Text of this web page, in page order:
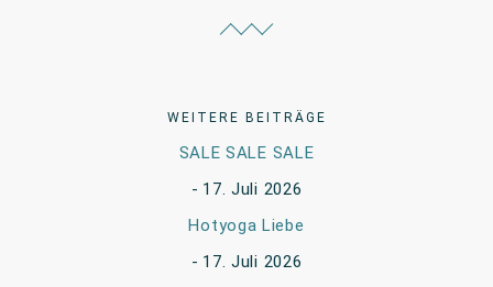
WEITERE BEITRÄGE
SALE SALE SALE
17. Juli 2026
Hotyoga Liebe
17. Juli 2026